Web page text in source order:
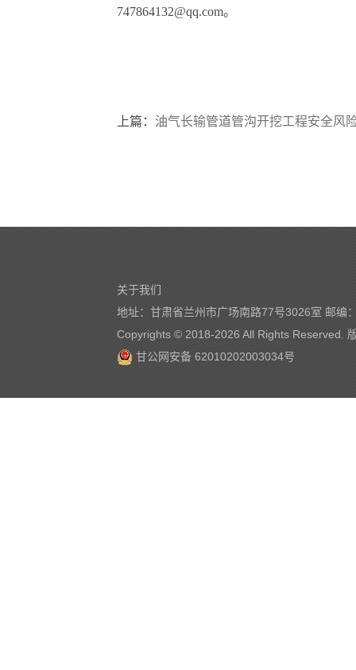
747864132@qq.com。
上篇： 油气长输管道管沟开挖工程安全风
关于我们
地址：甘肃省兰州市广场南路77号3026室 邮编
Copyrights © 2018-2026 All Rights Reserved.
甘公网安备 62010202003034号